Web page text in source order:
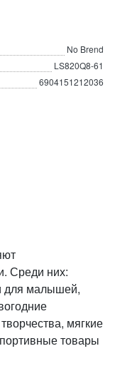
No Brend
LS820Q8-61
6904151212036
Среди них:
для малышей,
мягкие
товары